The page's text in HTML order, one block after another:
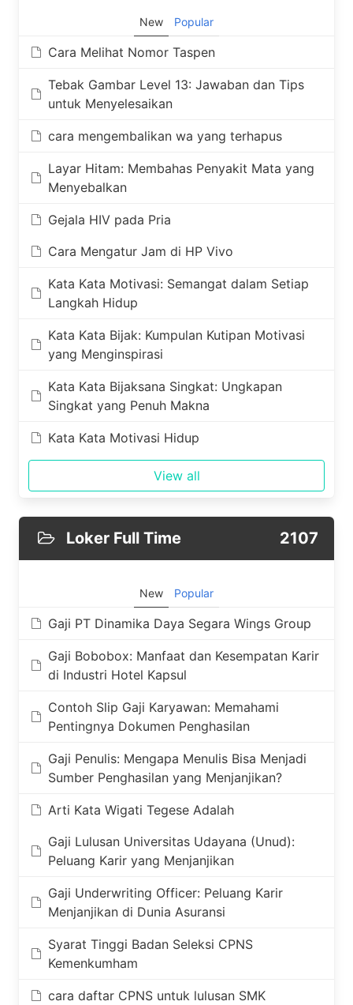
New Popular
Cara Melihat Nomor Taspen
Tebak Gambar Level 13: Jawaban dan Tips
untuk Menyelesaikan
cara mengembalikan wa yang terhapus
Layar Hitam: Membahas Penyakit Mata yang
Menyebalkan
Gejala HIV pada Pria
Cara Mengatur Jam di HP Vivo
Kata Kata Motivasi: Semangat dalam Setiap
Langkah Hidup
Kata Kata Bijak: Kumpulan Kutipan Motivasi
yang Menginspirasi
Kata Kata Bijaksana Singkat: Ungkapan
Singkat yang Penuh Makna
Kata Kata Motivasi Hidup
View all
Loker Full Time 2107
New Popular
Gaji PT Dinamika Daya Segara Wings Group
Gaji Bobobox: Manfaat dan Kesempatan Karir
di Industri Hotel Kapsul
Contoh Slip Gaji Karyawan: Memahami
Pentingnya Dokumen Penghasilan
Gaji Penulis: Mengapa Menulis Bisa Menjadi
Sumber Penghasilan yang Menjanjikan?
Arti Kata Wigati Tegese Adalah
Gaji Lulusan Universitas Udayana (Unud):
Peluang Karir yang Menjanjikan
Gaji Underwriting Officer: Peluang Karir
Menjanjikan di Dunia Asuransi
Syarat Tinggi Badan Seleksi CPNS
Kemenkumham
cara daftar CPNS untuk lulusan SMK